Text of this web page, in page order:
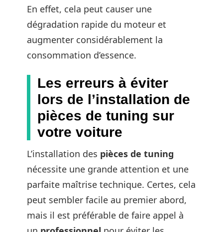
En effet, cela peut causer une
dégradation rapide du moteur et
augmenter considérablement la
consommation d’essence.
Les erreurs à éviter
lors de l’installation de
pièces de tuning sur
votre voiture
L’installation des pièces de tuning
nécessite une grande attention et une
parfaite maîtrise technique. Certes, cela
peut sembler facile au premier abord,
mais il est préférable de faire appel à